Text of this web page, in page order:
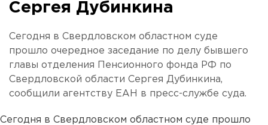
Сергея Дубинкина
Сегодня в Свердловском областном суде
прошло очередное заседание по делу бывшего
главы отделения Пенсионного фонда РФ по
Свердловской области Сергея Дубинкина,
сообщили агентству ЕАН в пресс-службе суда.
Сегодня в Свердловском областном суде прошло